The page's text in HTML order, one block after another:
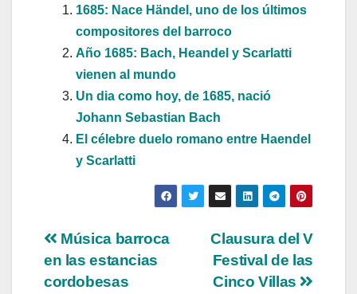
1685: Nace Händel, uno de los últimos
compositores del barroco
Año 1685: Bach, Heandel y Scarlatti
vienen al mundo
Un dia como hoy, de 1685, nació
Johann Sebastian Bach
El célebre duelo romano entre Haendel
y Scarlatti
Navegación
de
Clausura del V
Festival de las
Cinco Villas
Música barroca
en las estancias
cordobesas